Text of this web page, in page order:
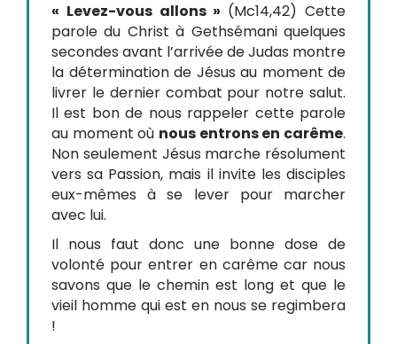
« Levez-vous allons » (Mc14,42) Cette
parole du Christ à Gethsémani quelques
secondes avant l’arrivée de Judas montre
la détermination de Jésus au moment de
livrer le dernier combat pour notre salut.
Il est bon de nous rappeler cette parole
au moment où nous entrons en carême.
Non seulement Jésus marche résolument
vers sa Passion, mais il invite les disciples
eux-mêmes à se lever pour marcher
avec lui.
Il nous faut donc une bonne dose de
volonté pour entrer en carême car nous
savons que le chemin est long et que le
vieil homme qui est en nous se regimbera
!